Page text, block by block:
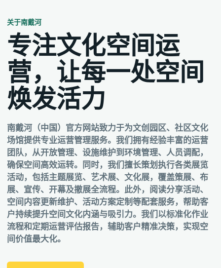
关于南戴河
专注文化空间运
营，让每一处空间
焕发活力
南戴河（中国）官方网站致力于为文创园区、社区文化
场馆提供专业运营管理服务。我们拥有经验丰富的运营
团队，从开放管理、设施维护到环境管理、人员调配，
确保空间高效运转。同时，我们擅长策划执行各类展览
活动，包括主题展览、艺术展、文化展，覆盖策展、布
展、宣传、开幕及撤展全流程。此外，阅读分享活动、
空间内容更新维护、活动方案定制等配套服务，帮助客
户持续提升空间文化内涵与吸引力。我们以标准化作业
流程和定期运营评估报告，辅助客户精准决策，实现空
间价值最大化。